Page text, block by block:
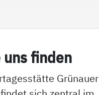
uns fin­den
Grünauer